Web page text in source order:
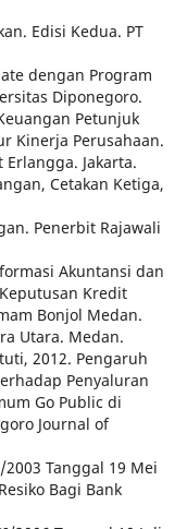
Edisi Kedua. PT
dengan Program
Diponegoro.
Petunjuk
Kinerja Perusahaan.
Jakarta.
Cetakan Ketiga,
Penerbit Rajawali
Akuntansi dan
Kredit
Bonjol Medan.
Utara. Medan.
2012. Pengaruh
Penyaluran
Go Public di
Journal of
Tanggal 19 Mei
Bagi Bank